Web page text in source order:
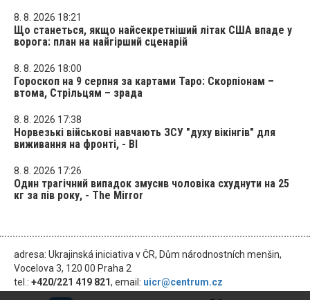
8. 8. 2026 18:21
Що станеться, якщо найсекретніший літак США впаде у
ворога: план на найгірший сценарій
8. 8. 2026 18:00
Гороскоп на 9 серпня за картами Таро: Скорпіонам –
втома, Стрільцям – зрада
8. 8. 2026 17:38
Норвезькі військові навчають ЗСУ "духу вікінгів" для
виживання на фронті, - BI
8. 8. 2026 17:26
Один трагічний випадок змусив чоловіка схуднути на 25
кг за пів року, - The Mirror
adresa: Ukrajinská iniciativa v ČR, Dům národnostních menšin,
Vocelova 3, 120 00 Praha 2
tel.: +420/221 419 821, email: uicr@centrum.cz